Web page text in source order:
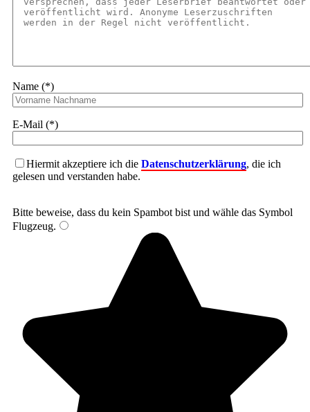
Name (*)
E-Mail (*)
Hiermit akzeptiere ich die Datenschutzerklärung, die ich
gelesen und verstanden habe.
Bitte beweise, dass du kein Spambot bist und wähle das Symbol
Flugzeug.